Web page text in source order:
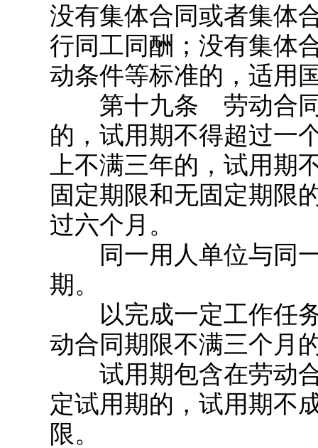
没有集体合同或者集体
行同工同酬；没有集体
动条件等标准的，适用
第十九条 劳动合同
的，试用期不得超过一
上不满三年的，试用期
固定期限和无固定期限
过六个月。
同一用人单位与同一
期。
以完成一定工作任务
动合同期限不满三个月
试用期包含在劳动合
定试用期的，试用期不
限。